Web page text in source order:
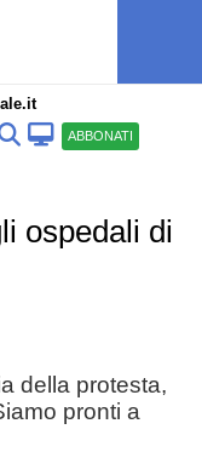
ABBONATI
ospedali di
della protesta,
pronti a